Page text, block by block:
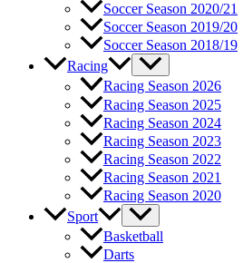
Soccer Season 2020/21
Soccer Season 2019/20
Soccer Season 2018/19
Racing
Racing Season 2026
Racing Season 2025
Racing Season 2024
Racing Season 2023
Racing Season 2022
Racing Season 2021
Racing Season 2020
Sport
Basketball
Darts